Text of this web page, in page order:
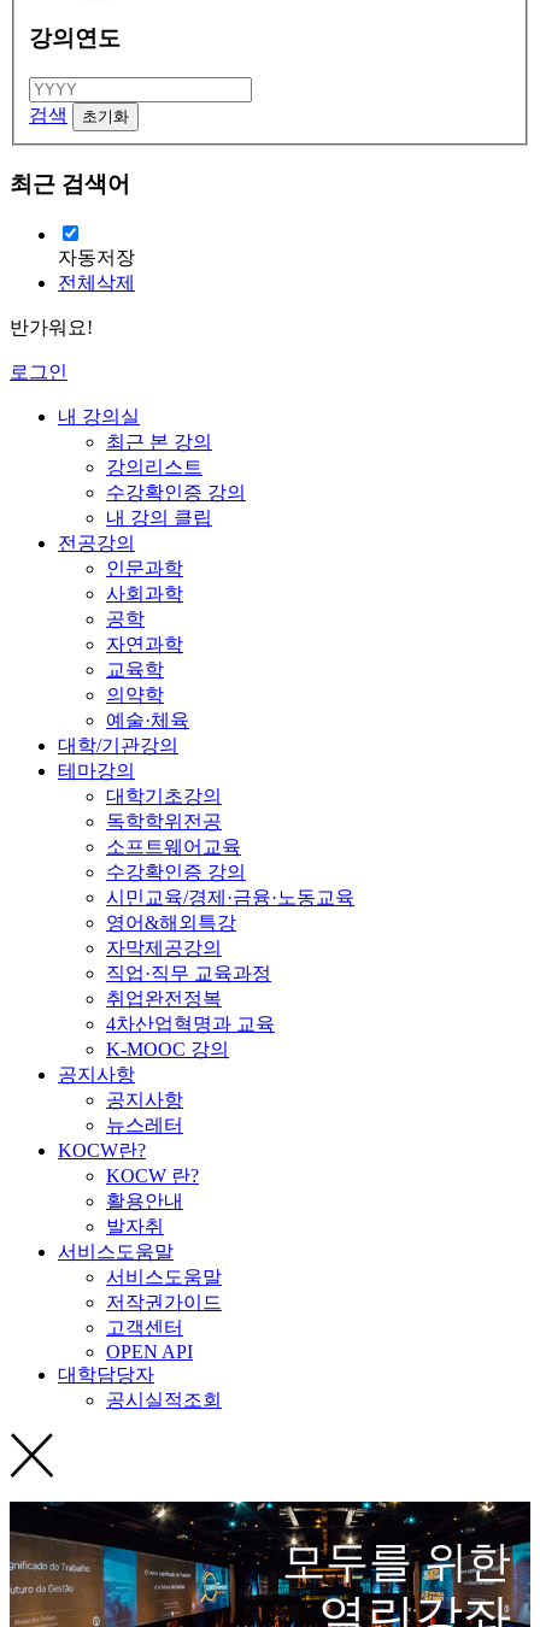
강의연도
검색
최근 검색어
자동저장
전체삭제
반가워요!
로그인
내 강의실
최근 본 강의
강의리스트
수강확인증 강의
내 강의 클립
전공강의
인문과학
사회과학
공학
자연과학
교육학
의약학
예술·체육
대학/기관강의
테마강의
대학기초강의
독학학위전공
소프트웨어교육
수강확인증 강의
시민교육/경제·금융·노동교육
영어&해외특강
자막제공강의
직업·직무 교육과정
취업완전정복
4차산업혁명과 교육
K-MOOC 강의
공지사항
공지사항
뉴스레터
KOCW란?
KOCW 란?
활용안내
발자취
서비스도움말
서비스도움말
저작권가이드
고객센터
OPEN API
대학담당자
공시실적조회
모두를 위한